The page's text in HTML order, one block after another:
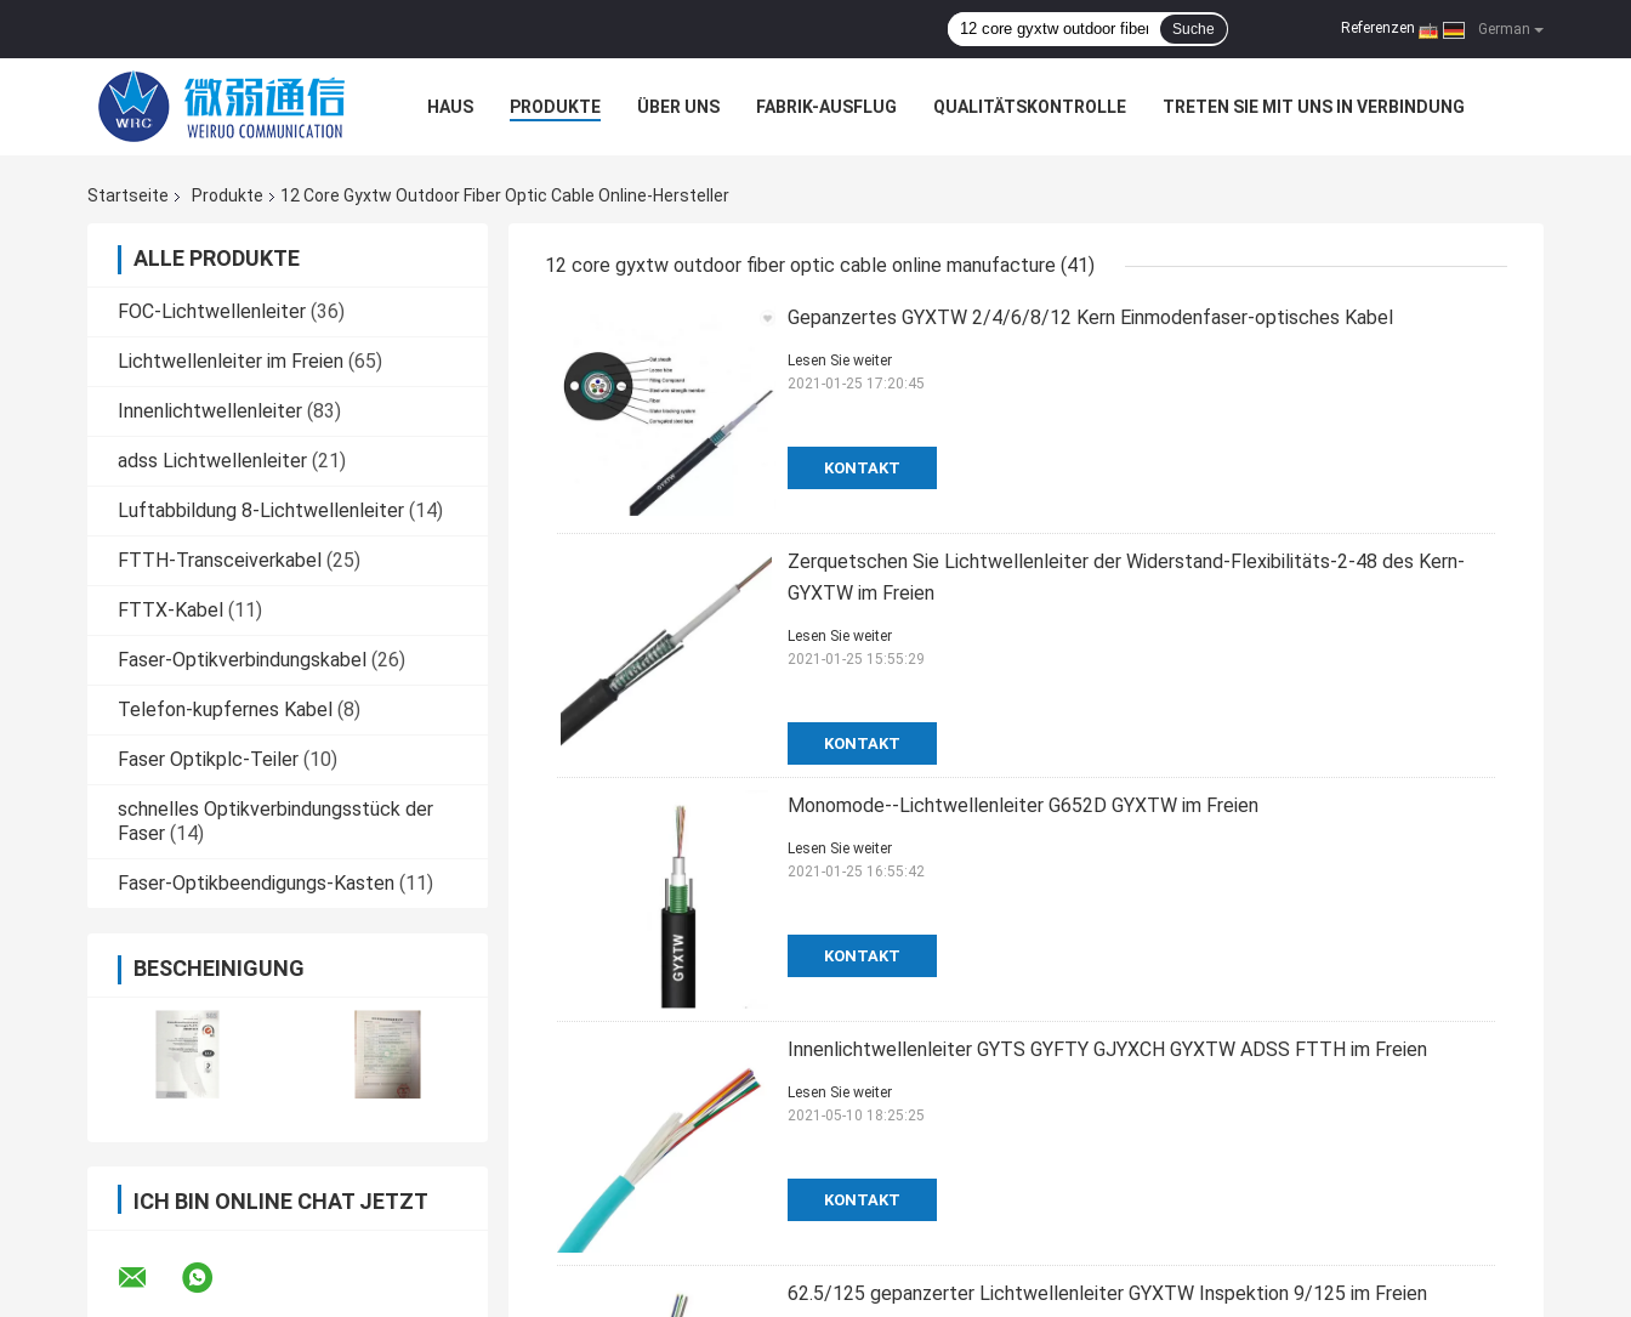
German
Referenzen |
Suche
HAUS PRODUKTE ÜBER UNS FABRIK-AUSFLUG QUALITÄTSKONTROLLE TRETEN SIE MIT UNS IN VERBINDUNG
Startseite
Produkte 12 Core Gyxtw Outdoor Fiber Optic Cable Online-Hersteller
ALLE PRODUKTE
FOC-Lichtwellenleiter (36)
Lichtwellenleiter im Freien (65)
Innenlichtwellenleiter (83)
adss Lichtwellenleiter (21)
Luftabbildung 8-Lichtwellenleiter (14)
FTTH-Transceiverkabel (25)
FTTX-Kabel (11)
Faser-Optikverbindungskabel (26)
Telefon-kupfernes Kabel (8)
Faser Optikplc-Teiler (10)
schnelles Optikverbindungsstück der
Faser (14)
Faser-Optikbeendigungs-Kasten (11)
BESCHEINIGUNG
ICH BIN ONLINE CHAT JETZT
12 core gyxtw outdoor fiber optic cable online manufacture (41)
Gepanzertes GYXTW 2/4/6/8/12 Kern Einmodenfaser-optisches Kabel
KONTAKT
Lesen Sie weiter
2021-01-25 17:20:45
Zerquetschen Sie Lichtwellenleiter der Widerstand-Flexibilitäts-2-48 des Kern-
GYXTW im Freien
KONTAKT
Lesen Sie weiter
2021-01-25 15:55:29
Monomode--Lichtwellenleiter G652D GYXTW im Freien
KONTAKT
Lesen Sie weiter
2021-01-25 16:55:42
Innenlichtwellenleiter GYTS GYFTY GJYXCH GYXTW ADSS FTTH im Freien
KONTAKT
Lesen Sie weiter
2021-05-10 18:25:25
62.5/125 gepanzerter Lichtwellenleiter GYXTW Inspektion 9/125 im Freien